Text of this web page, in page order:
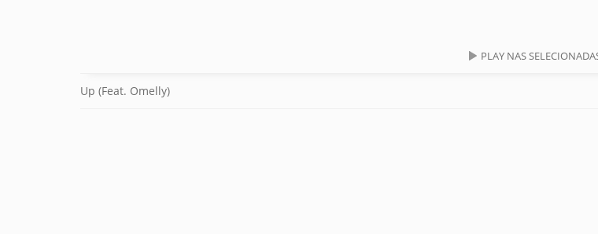
PLAY NAS
Up (Feat. Omelly)